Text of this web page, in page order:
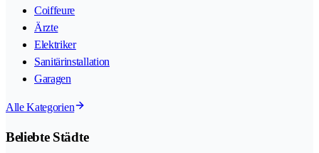
Coiffeure
Ärzte
Elektriker
Sanitärinstallation
Garagen
Alle Kategorien
Beliebte Städte